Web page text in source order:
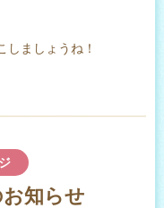
しましょうね！
知らせ